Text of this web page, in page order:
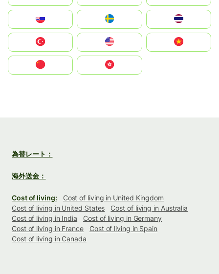
United States
中國香港特別行政區
為替レート：
海外送金：
Cost of living:
Cost of living in United Kingdom
Cost of living in United States
Cost of living in Australia
Cost of living in India
Cost of living in Germany
Cost of living in France
Cost of living in Spain
Cost of living in Canada